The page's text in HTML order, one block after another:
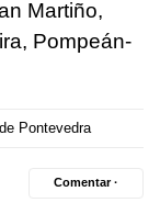
Martiño,
Pompeán-
Pontevedra
Comentar ·